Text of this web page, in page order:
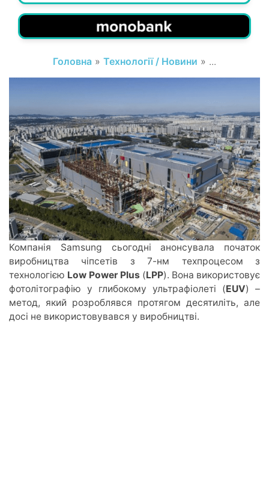
Головна » Технології / Новини » ...
Компанія Samsung сьогодні анонсувала початок
виробництва чіпсетів з 7-нм техпроцесом з
технологією Low Power Plus (LPP). Вона використовує
фотолітографію у глибокому ультрафіолеті (EUV) –
метод, який розроблявся протягом десятиліть, але
досі не використовувався у виробництві.